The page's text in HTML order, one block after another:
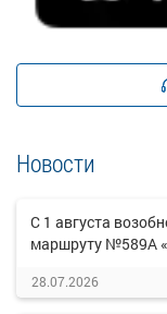
Новости
С 1 августа
маршруту №589А
28.07.2026